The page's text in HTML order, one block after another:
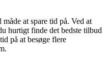
at spare tid på. Ved at
hurtigt finde det bedste tilbud
på at besøge flere